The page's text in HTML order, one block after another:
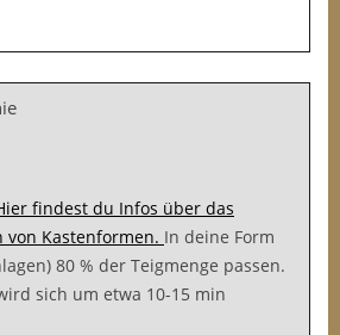
findest du Infos über das
von Kastenformen. In deine Form
80 % der Teigmenge passen.
sich um etwa 10-15 min